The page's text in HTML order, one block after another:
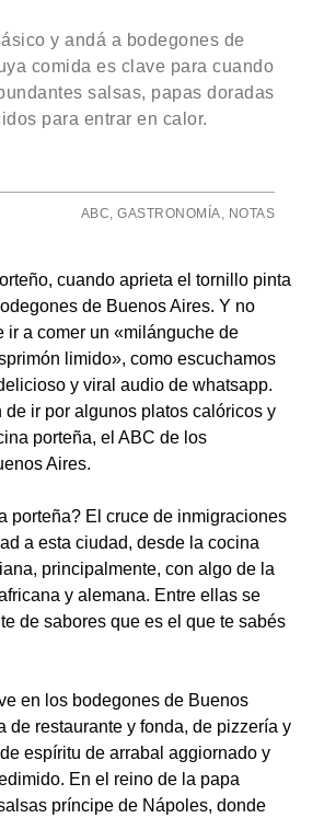
y andá a bodegones de
comida es clave para cuando
salsas, papas doradas
para entrar en calor.
ABC, GASTRONOMÍA, NOTAS
cuando aprieta el tornillo pinta
de Buenos Aires. Y no
ir a comer un «milánguche de
limido», como escuchamos
y viral audio de whatsapp.
de ir por algunos platos calóricos y
porteña, el ABC de los
Aires.
porteña? El cruce de inmigraciones
a esta ciudad, desde la cocina
principalmente, con algo de la
y alemana. Entre ellas se
de sabores que es el que te sabés
en los bodegones de Buenos
de restaurante y fonda, de pizzería y
espíritu de arrabal aggiornado y
En el reino de la papa
príncipe de Nápoles, donde